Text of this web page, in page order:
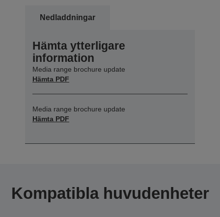
Nedladdningar
Hämta ytterligare
information
Media range brochure update
Hämta PDF
Media range brochure update
Hämta PDF
Kompatibla huvudenheter